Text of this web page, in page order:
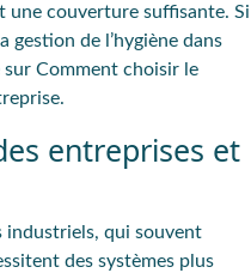
couverture suffisante. Si
gestion de l’hygiène dans
Comment choisir le
entreprises et
industriels, qui souvent
des systèmes plus